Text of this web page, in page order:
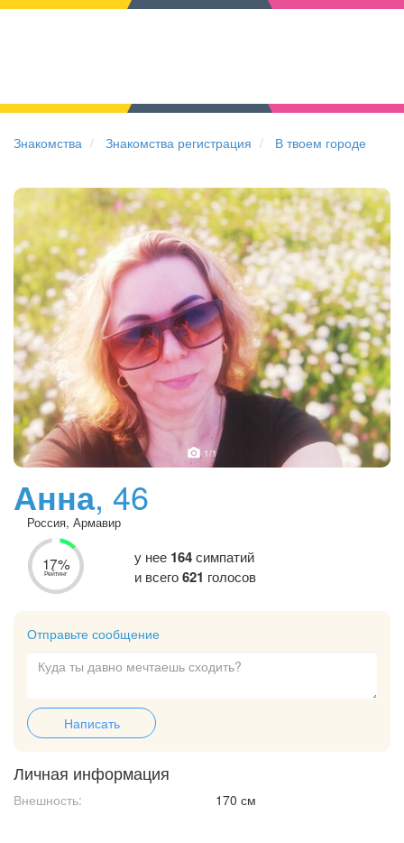
Знакомства Знакомства регистрация В твоем городе
1/1
Анна, 46
Россия, Армавир
17%
Рейтинг
у нее 164симпатий
и всего621 голосов
Отправьте сообщение
Написать
Личная информация
Внешность: 170 см